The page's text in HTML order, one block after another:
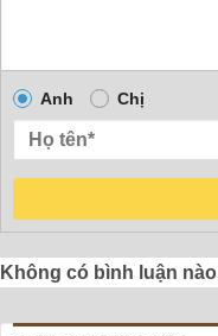
Anh Chị
Không có bình luận nào